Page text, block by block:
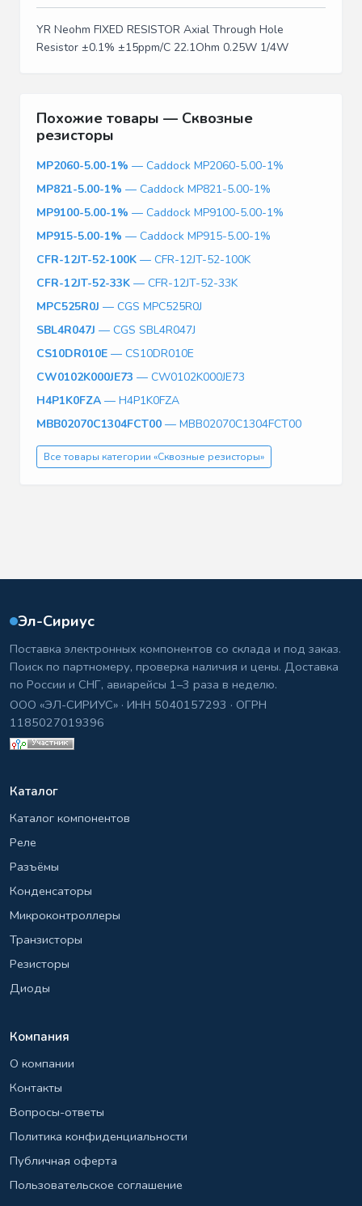
YR Neohm FIXED RESISTOR Axial Through Hole
Resistor ±0.1% ±15ppm/C 22.1Ohm 0.25W 1/4W
Похожие товары — Сквозные
резисторы
MP2060-5.00-1% — Caddock MP2060-5.00-1%
MP821-5.00-1% — Caddock MP821-5.00-1%
MP9100-5.00-1% — Caddock MP9100-5.00-1%
MP915-5.00-1% — Caddock MP915-5.00-1%
CFR-12JT-52-100K — CFR-12JT-52-100K
CFR-12JT-52-33K — CFR-12JT-52-33K
MPC525R0J — CGS MPC525R0J
SBL4R047J — CGS SBL4R047J
CS10DR010E — CS10DR010E
CW0102K000JE73 — CW0102K000JE73
H4P1K0FZA — H4P1K0FZA
MBB02070C1304FCT00 — MBB02070C1304FCT00
Все товары категории «Сквозные резисторы»
Эл-Сириус
Поставка электронных компонентов со склада и под заказ.
Поиск по партномеру, проверка наличия и цены. Доставка
по России и СНГ, авиарейсы 1–3 раза в неделю.
ООО «ЭЛ-СИРИУС» · ИНН 5040157293 · ОГРН
1185027019396
Каталог
Каталог компонентов
Реле
Разъёмы
Конденсаторы
Микроконтроллеры
Транзисторы
Резисторы
Диоды
Компания
О компании
Контакты
Вопросы-ответы
Политика конфиденциальности
Публичная оферта
Пользовательское соглашение